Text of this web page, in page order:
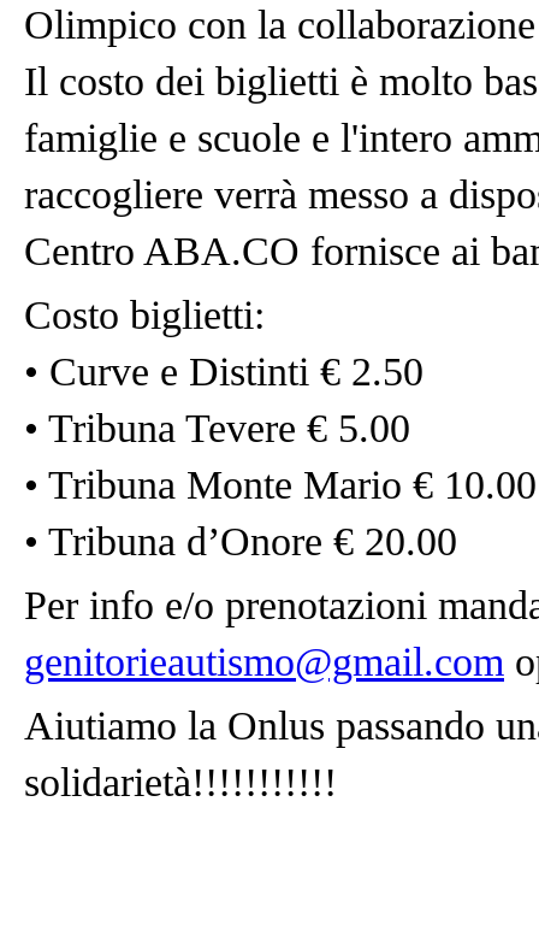
Olimpico con la
Il costo dei biglietti è molto
famiglie e scuole e l'intero
raccogliere verrà messo a
Centro ABA.CO fornisce ai
Costo biglietti:
• Curve e Distinti € 2.50
• Tribuna Tevere € 5.00
• Tribuna Monte Mario € 10.00
• Tribuna d’Onore € 20.00
Per info e/o prenotazioni
genitorieautismo@gmail.com
Aiutiamo la Onlus passando
solidarietà!!!!!!!!!!!